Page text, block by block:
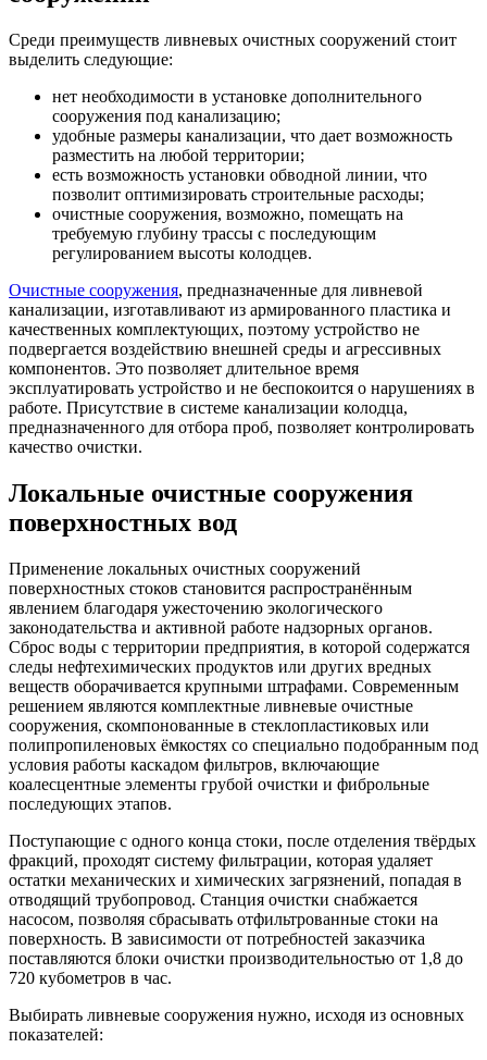
Среди преимуществ ливневых очистных сооружений стоит
выделить следующие:
нет необходимости в установке дополнительного
сооружения под канализацию;
удобные размеры канализации, что дает возможность
разместить на любой территории;
есть возможность установки обводной линии, что
позволит оптимизировать строительные расходы;
очистные сооружения, возможно, помещать на
требуемую глубину трассы с последующим
регулированием высоты колодцев.
Очистные сооружения, предназначенные для ливневой
канализации, изготавливают из армированного пластика и
качественных комплектующих, поэтому устройство не
подвергается воздействию внешней среды и агрессивных
компонентов. Это позволяет длительное время
эксплуатировать устройство и не беспокоится о нарушениях в
работе. Присутствие в системе канализации колодца,
предназначенного для отбора проб, позволяет контролировать
качество очистки.
Локальные очистные сооружения
поверхностных вод
Применение локальных очистных сооружений
поверхностных стоков становится распространённым
явлением благодаря ужесточению экологического
законодательства и активной работе надзорных органов.
Сброс воды с территории предприятия, в которой содержатся
следы нефтехимических продуктов или других вредных
веществ оборачивается крупными штрафами. Современным
решением являются комплектные ливневые очистные
сооружения, скомпонованные в стеклопластиковых или
полипропиленовых ёмкостях со специально подобранным под
условия работы каскадом фильтров, включающие
коалесцентные элементы грубой очистки и фиброльные
последующих этапов.
Поступающие с одного конца стоки, после отделения твёрдых
фракций, проходят систему фильтрации, которая удаляет
остатки механических и химических загрязнений, попадая в
отводящий трубопровод. Станция очистки снабжается
насосом, позволяя сбрасывать отфильтрованные стоки на
поверхность. В зависимости от потребностей заказчика
поставляются блоки очистки производительностью от 1,8 до
720 кубометров в час.
Выбирать ливневые сооружения нужно, исходя из основных
показателей: